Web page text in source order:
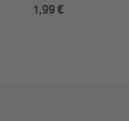
1,99 €